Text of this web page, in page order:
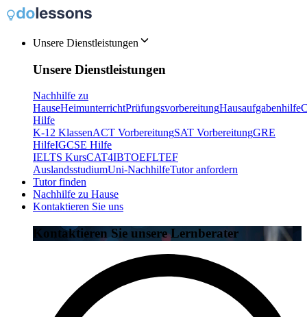
Unsere Dienstleistungen
Unsere Dienstleistungen
Nachhilfe zu
HauseHeimunterrichtPrüfungsvorbereitungHausaufgabenhilfe
Hilfe
K-12 KlassenACT VorbereitungSAT VorbereitungGRE
HilfeIGCSE Hilfe
IELTS KursCAT4IBTOEFLTEF
AuslandsstudiumUni-NachhilfeTutor anfordern
Tutor finden
Nachhilfe zu Hause
Kontaktieren Sie uns
Kontaktieren Sie unsere Lernberater